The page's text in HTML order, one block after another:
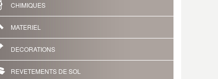
CHIMIQUES
MATERIEL
DECORATIONS
REVETEMENTS DE SOL